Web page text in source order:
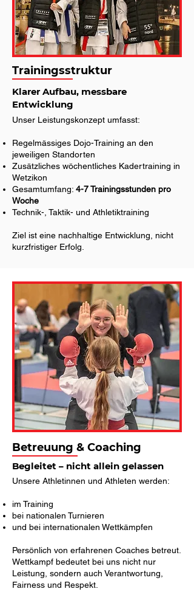
Trainingsstruktur
Unser Leistungskonzept umfasst:
Regelmässiges Dojo-Training an den
jeweiligen Standorten
Zusätzliches wöchentliches Kadertraining in
Wetzikon
Gesamtumfang: 4-7 Trainingsstunden pro
Woche
Technik-, Taktik- und Athletiktraining
Ziel ist eine nachhaltige Entwicklung, nicht
kurzfristiger Erfolg.
Klarer Aufbau, messbare
Entwicklung
Betreuung & Coaching
Unsere Athletinnen und Athleten werden:
im Training
bei nationalen Turnieren
und bei internationalen Wettkämpfen
Persönlich von erfahrenen Coaches betreut.
Wettkampf bedeutet bei uns nicht nur
Leistung, sondern auch Verantwortung,
Fairness und Respekt.
Begleitet – nicht allein gelassen